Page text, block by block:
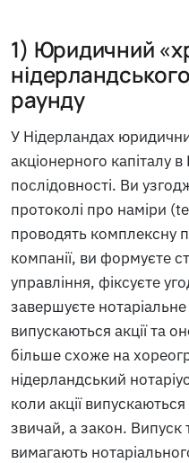
1) Юридичний
раунду
У Нідерландах
акціонерного капіталу в
послідовності. Ви
протоколі про наміри
проводять комплексну
компанії, ви формуєте
управління, фіксуєте
завершуєте
випускаються акції та
більше схоже на
нідерландський
коли акції
звичай, а закон. Випуск
вимагають